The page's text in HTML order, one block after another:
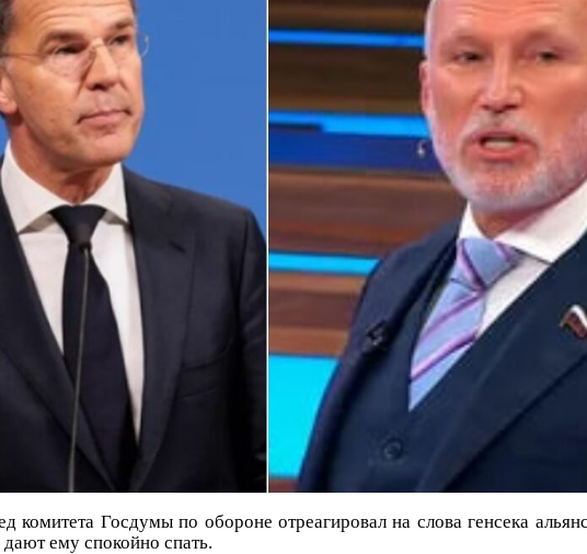
комитета Госдумы по обороне отреагировал на слова генсека
ему спокойно спать.